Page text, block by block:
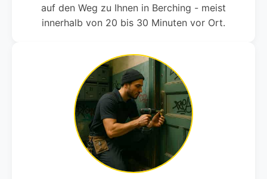
auf den Weg zu Ihnen in Berching - meist
innerhalb von 20 bis 30 Minuten vor Ort.